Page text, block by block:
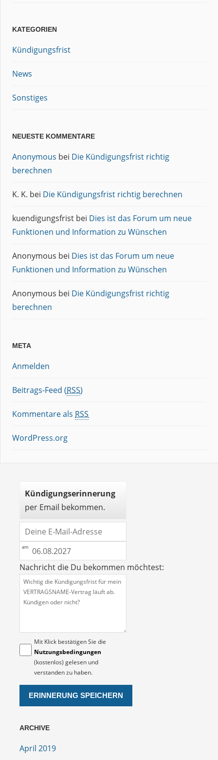
KATEGORIEN
Kündigungsfrist
News
Sonstiges
NEUESTE KOMMENTARE
Anonymous bei Die Kündigungsfrist richtig
berechnen
K. K. bei Die Kündigungsfrist richtig berechnen
kuendigungsfrist bei Dies ist das Forum um neue
Funktionen und Information zu Wünschen
Anonymous bei Dies ist das Forum um neue
Funktionen und Information zu Wünschen
Anonymous bei Die Kündigungsfrist richtig
berechnen
META
Anmelden
Beitrags-Feed (RSS)
Kommentare als RSS
WordPress.org
Kündigungserinnerung
per Email bekommen.
Nachricht die Du bekommen möchtest:
Mit Klick bestätigen Sie die
Nutzungsbedingungen
(kostenlos) gelesen und
verstanden zu haben.
ARCHIVE
April 2019